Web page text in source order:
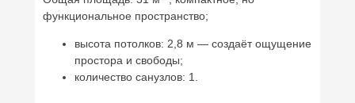
функциональное пространство;
высота потолков: 2,8 м — создаёт ощущение
простора и свободы;
количество санузлов: 1.